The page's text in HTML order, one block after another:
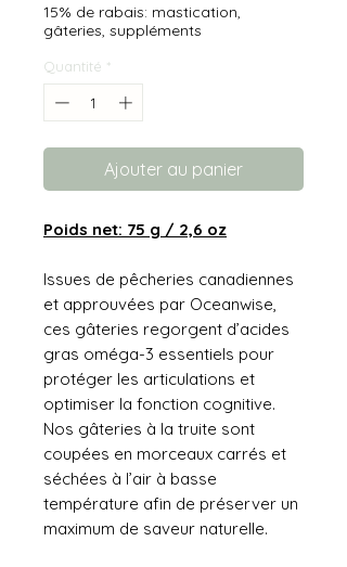
15% de rabais: mastication,
gâteries, suppléments
Quantité *
Ajouter au panier
Poids net: 75 g / 2,6 oz
Issues de pêcheries canadiennes
et approuvées par Oceanwise,
ces gâteries regorgent d’acides
gras oméga-3 essentiels pour
protéger les articulations et
optimiser la fonction cognitive.
Nos gâteries à la truite sont
coupées en morceaux carrés et
séchées à l’air à basse
température afin de préserver un
maximum de saveur naturelle.